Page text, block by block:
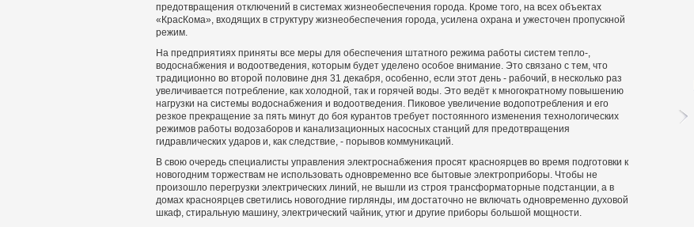
предотвращения отключений в системах жизнеобеспечения города. Кроме того, на всех объектах
«КрасКома», входящих в структуру жизнеобеспечения города, усилена охрана и ужесточен пропускной
режим.
На предприятиях приняты все меры для обеспечения штатного режима работы систем тепло-,
водоснабжения и водоотведения, которым будет уделено особое внимание. Это связано с тем, что
традиционно во второй половине дня 31 декабря, особенно, если этот день - рабочий, в несколько раз
увеличивается потребление, как холодной, так и горячей воды. Это ведёт к многократному повышению
нагрузки на системы водоснабжения и водоотведения. Пиковое увеличение водопотребления и его
резкое прекращение за пять минут до боя курантов требует постоянного изменения технологических
режимов работы водозаборов и канализационных насосных станций для предотвращения
гидравлических ударов и, как следствие, - порывов коммуникаций.
В свою очередь специалисты управления электроснабжения просят красноярцев во время подготовки к
новогодним торжествам не использовать одновременно все бытовые электроприборы. Чтобы не
произошло перегрузки электрических линий, не вышли из строя трансформаторные подстанции, а в
домах красноярцев светились новогодние гирлянды, им достаточно не включать одновременно духовой
шкаф, стиральную машину, электрический чайник, утюг и другие приборы большой мощности.